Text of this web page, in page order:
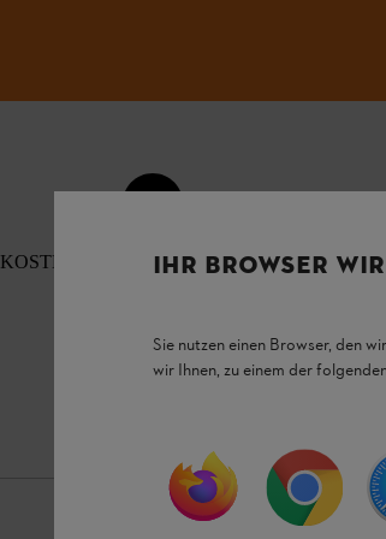
KOSTENLOSE LIEFERUNG AB 99€
IHR BROWSER
Sie nutzen einen Browser, den
wir Ihnen, zu einem der